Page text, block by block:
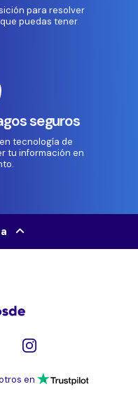
para resolver
puedas tener.
seguros
tecnología de
tu información en
en